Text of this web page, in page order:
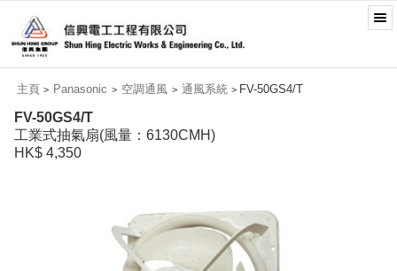
主頁 > Panasonic > 空調通風 > 通風系統 > FV-50GS4/T
FV-50GS4/T
工業式抽氣扇(風量：6130CMH)
HK$ 4,350